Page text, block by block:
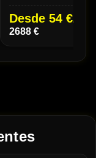
Desde 54 €/
2688 €